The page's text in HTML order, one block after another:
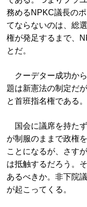
務めるNPKC議長の
てならないのは、総
権が発足するまで、
とだ。
クーデター成功か
題は新憲法の制定だ
と首班指名権である。
国会に議席を持た
が制服のままで政権
ことになるが、さす
は抵触するだろう。
あるべきか。非下院
が起こってくる。